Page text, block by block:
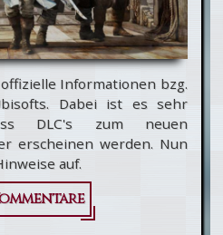
Informationen bzg.
Dabei ist es sehr
DLC's zum neuen
erscheinen werden. Nun
auf.